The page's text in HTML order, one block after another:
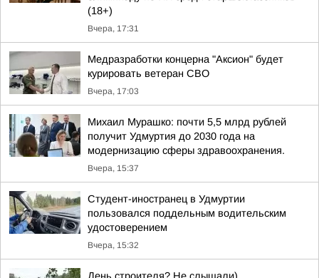
(18+)
Вчера, 17:31
Медразработки концерна "Аксион" будет
курировать ветеран СВО
Вчера, 17:03
Михаил Мурашко: почти 5,5 млрд рублей
получит Удмуртия до 2030 года на
модернизацию сферы здравоохранения.
Вчера, 15:37
Студент-иностранец в Удмуртии
пользовался поддельным водительским
удостоверением
Вчера, 15:32